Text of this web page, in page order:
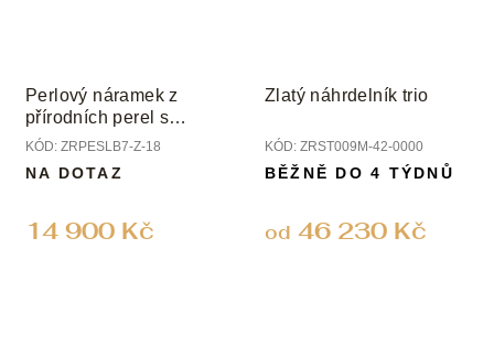
Perlový náramek z
přírodních perel s
uzávěrem ze žlutého
KÓD: ZRPESLB7-Z-18
14 900 Kč
NA DOTAZ
Zlatý náhrdelník trio
KÓD: ZRST009M-42-0000
od 46 230 Kč
BĚŽNĚ DO 4 TÝDNŮ